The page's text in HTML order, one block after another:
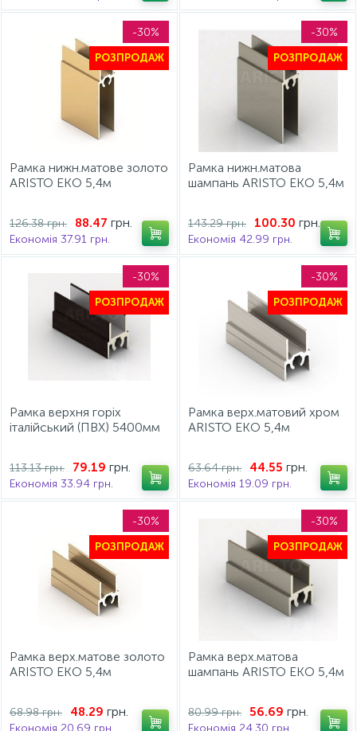
-30%
РОЗПРОДАЖ
Рамка нижн.матове золото
ARISTO ЕКО 5,4м
88.47 грн.
126.38 грн.
Економія 37.91 грн.
-30%
РОЗПРОДАЖ
Рамка нижн.матова
шампань ARISTO ЕКО 5,4м
100.30 грн.
143.29 грн.
Економія 42.99 грн.
-30%
РОЗПРОДАЖ
Рамка верхня горіх
італійський (ПВХ) 5400мм
79.19 грн.
113.13 грн.
Економія 33.94 грн.
-30%
РОЗПРОДАЖ
Рамка верх.матовий хром
ARISTO ЕКО 5,4м
44.55 грн.
63.64 грн.
Економія 19.09 грн.
-30%
РОЗПРОДАЖ
Рамка верх.матове золото
ARISTO ЕКО 5,4м
48.29 грн.
68.98 грн.
Економія 20.69 грн.
-30%
РОЗПРОДАЖ
Рамка верх.матова
шампань ARISTO ЕКО 5,4м
56.69 грн.
80.99 грн.
Економія 24.30 грн.